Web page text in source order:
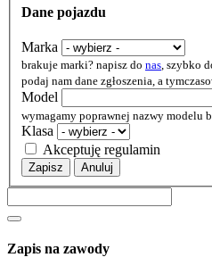
Dane pojazdu
Marka
brakuje marki? napisz do nas , szybko
podaj nam dane zgłoszenia, a
Model
wymagamy poprawnej nazwy modelu
Klasa
Akceptuję regulamin
Zapisz Anuluj
Zapis na zawody